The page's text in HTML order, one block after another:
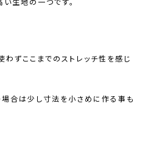
生地の一つです。
ずここまでのストレッチ性を感じ
場合は少し寸法を小さめに作る事も